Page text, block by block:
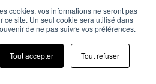
cookies, vos informations ne seront pas
ce site. Un seul cookie sera utilisé dans
de ne pas suivre vos préférences.
Tout accepter Tout refuser
FAQ
NOUS CONTACTER